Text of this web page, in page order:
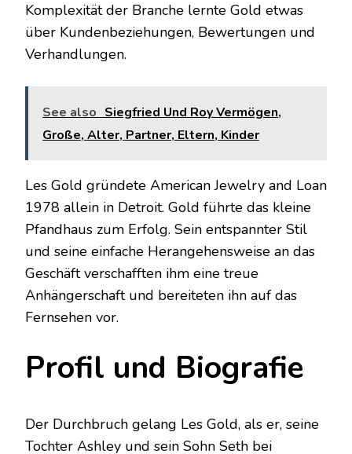
Komplexität der Branche lernte Gold etwas
über Kundenbeziehungen, Bewertungen und
Verhandlungen.
See also Siegfried Und Roy Vermögen,
Große, Alter, Partner, Eltern, Kinder
Les Gold gründete American Jewelry and Loan
1978 allein in Detroit. Gold führte das kleine
Pfandhaus zum Erfolg. Sein entspannter Stil
und seine einfache Herangehensweise an das
Geschäft verschafften ihm eine treue
Anhängerschaft und bereiteten ihn auf das
Fernsehen vor.
Profil und Biografie
Der Durchbruch gelang Les Gold, als er, seine
Tochter Ashley und sein Sohn Seth bei